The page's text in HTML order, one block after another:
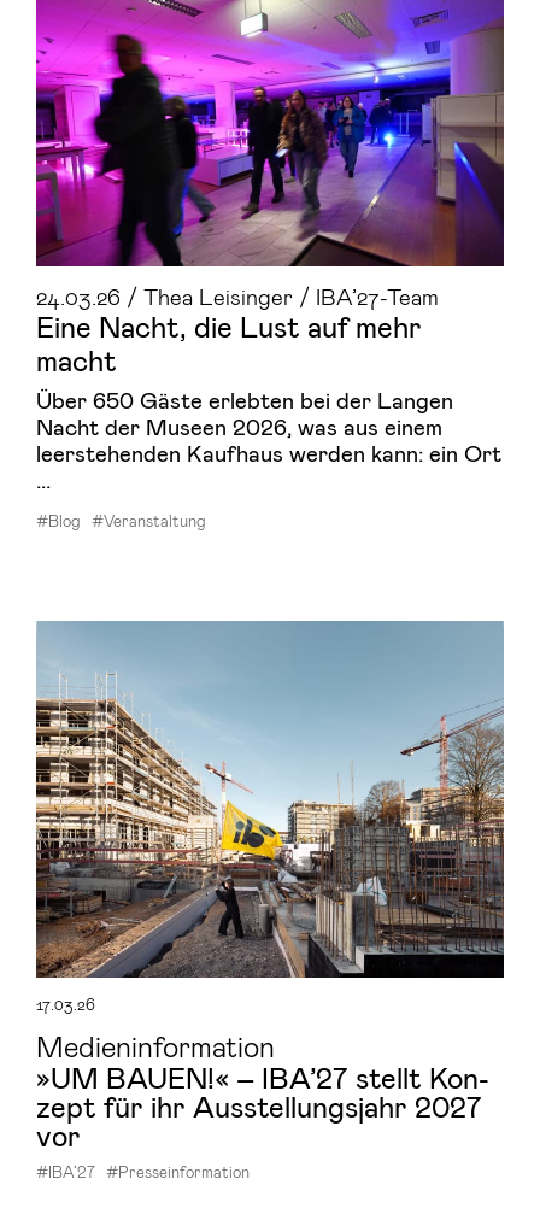
24.03.26 / Thea Leisinger / IBA’27-Team
Eine Nacht, die Lust auf mehr
macht
Über 650 Gäste erlebten bei der Langen
Nacht der Museen 2026, was aus einem
leerstehenden Kaufhaus werden kann: ein Ort
...
#Blog #Veranstaltung
17.03.26
Medieninformation
»UM BAUEN!« – IBA’27 stellt Kon­
zept für ihr Aus­stel­lungs­jahr 2027
vor
#IBA’27 #Presseinformation